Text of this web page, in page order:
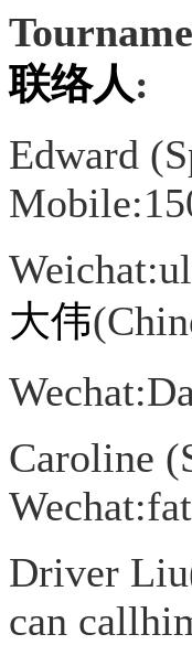
联络人:
Edward
大伟
Caroline
Driver
can